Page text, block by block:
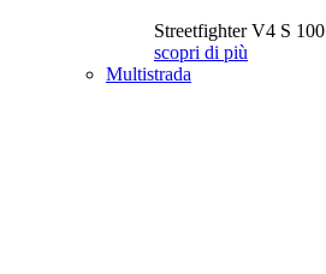
Streetfighter V4 S 100
scopri di più
Multistrada